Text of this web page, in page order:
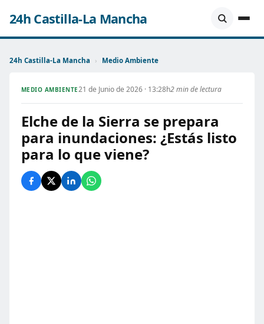
24h Castilla-La Mancha
24h Castilla-La Mancha › Medio Ambiente
MEDIO AMBIENTE21 de Junio de 2026 · 13:28h2 min de lectura
Elche de la Sierra se prepara
para inundaciones: ¿Estás listo
para lo que viene?